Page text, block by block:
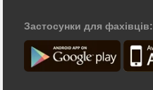
Застосунки для фахівців: